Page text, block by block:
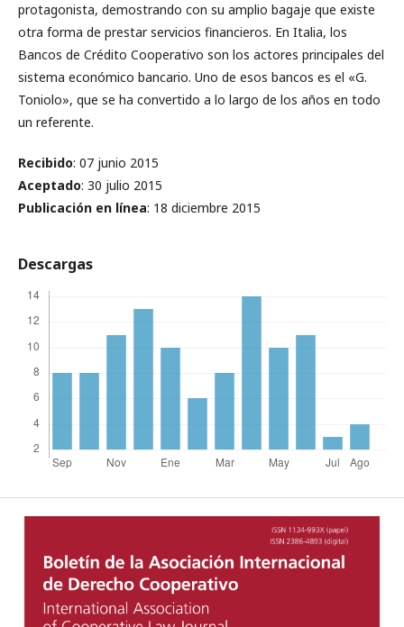
protagonista, demostrando con su amplio bagaje que existe
otra forma de prestar servicios financieros. En Italia, los
Bancos de Crédito Cooperativo son los actores principales del
sistema económico bancario. Uno de esos bancos es el «G.
Toniolo», que se ha convertido a lo largo de los años en todo
un referente.
Recibido: 07 junio 2015
Aceptado: 30 julio 2015
Publicación en línea: 18 diciembre 2015
Descargas